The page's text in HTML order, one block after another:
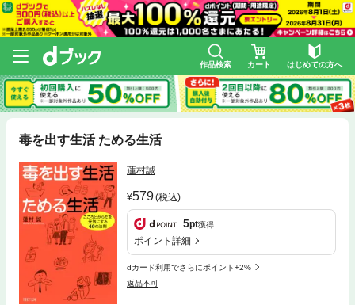
作品検索 カート はじめての方へ
毒を出す生活 ためる生活
蓮村誠
579(税込)
5pt獲得
ポイント詳細
dカード利用でさらにポイント+2%
返品不可